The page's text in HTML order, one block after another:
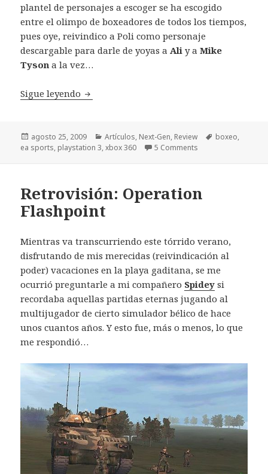
plantel de personajes a escoger se ha escogido
entre el olimpo de boxeadores de todos los tiempos,
pues oye, reivindico a Poli como personaje
descargable para darle de yoyas aAli y aMike
Tyson a la vez…
Sigue leyendo Review Fight Night Round 4 – Xbox 360 /
Publicado
el
agosto 25, 2009 Categorías
Artículos, Next-Gen, Review Etiquetas
boxeo,
ea sports, playstation 3,xbox 360 5 Comments
Retrovisión: Operation
Flashpoint
Mientras va transcurriendo este tórrido verano,
disfrutando de mis merecidas (reivindicación al
poder) vacaciones en la playa gaditana, se me
ocurrió preguntarle a mi compañero Spidey si
recordaba aquellas partidas eternas jugando al
multijugador de cierto simulador bélico de hace
unos cuantos años. Y esto fue, más o menos, lo que
me respondió…